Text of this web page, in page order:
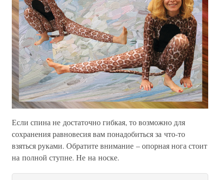
Если спина не достаточно гибкая, то возможно для
сохранения равновесия вам понадобиться за что-то
взяться руками. Обратите внимание – опорная нога стоит
на полной ступне. Не на носке.